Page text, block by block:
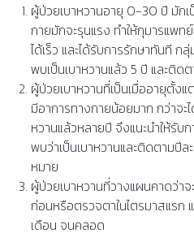
ผู้ป่วยเบาหวานอายุ 0-30 ปี มัก
กายมักจะรุนแรง ทำให้กุมารแพ
ได้เร็ว และได้รับการรักษาทันที ก
พบเป็นเบาหวานแล้ว 5 ปี และติด
ผู้ป่วยเบาหวานที่เป็นเมื่ออายุตั้ง
มีอาการทางกายน้อยมาก กว่าจะ
หวานแล้วหลายปี จึงแนะนำให้รับ
พบว่าเป็นเบาหวานและติดตามปี
หมาย
ผู้ป่วยเบาหวานที่วางแผนคาดว่า
ก่อนหรือตรวจตาในไตรมาสแรก
เดือน จนคลอด